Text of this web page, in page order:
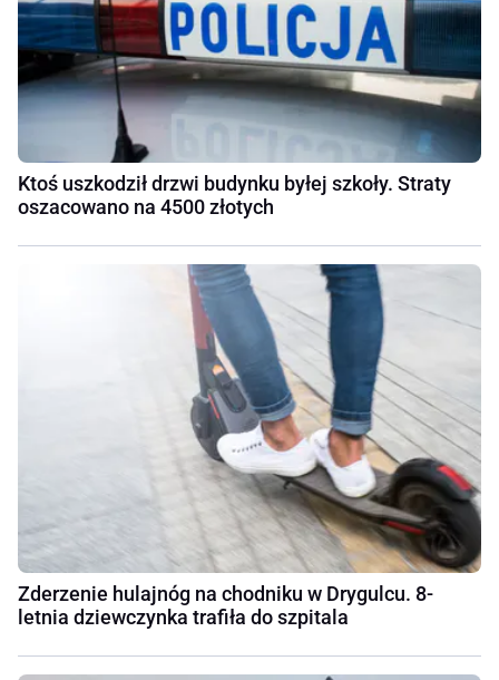
Ktoś uszkodził drzwi budynku byłej szkoły. Straty
oszacowano na 4500 złotych
Zderzenie hulajnóg na chodniku w Drygulcu. 8-
letnia dziewczynka trafiła do szpitala